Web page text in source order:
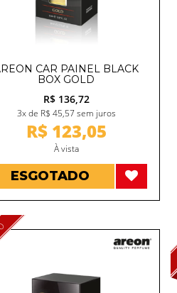
CAR PAINEL BLACK
BOX GOLD
R$ 136,72
3x de R$ 45,57 sem juros
R$ 123,05
À vista
ESGOTADO